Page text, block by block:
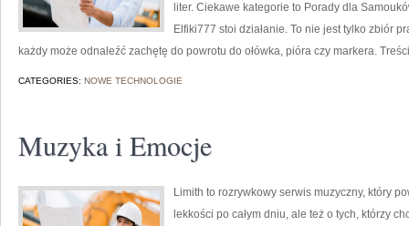
liter. Ciekawe kategorie to Porady dla
Elfiki777 stoi działanie. To nie jest tylko zbiór
każdy może odnaleźć zachętę do powrotu do ołówka, pióra czy markera.
CATEGORIES: NOWE TECHNOLOGIE
Muzyka i Emocje
Limith to rozrywkowy serwis muzyczny, który
lekkości po całym dniu, ale też o tych, którzy